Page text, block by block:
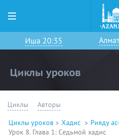
Иша 20:35
Циклы уроков
Циклы Авторы
Циклы уроков Хадис
Рияду
Урок 8. Глава 1: Седьмой хадис